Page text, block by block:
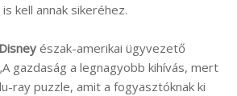
kell annak sikeréhez.
Disney észak-amerikai ügyvezető
gazdaság a legnagyobb kihívás, mert
ray puzzle, amit a fogyasztóknak ki